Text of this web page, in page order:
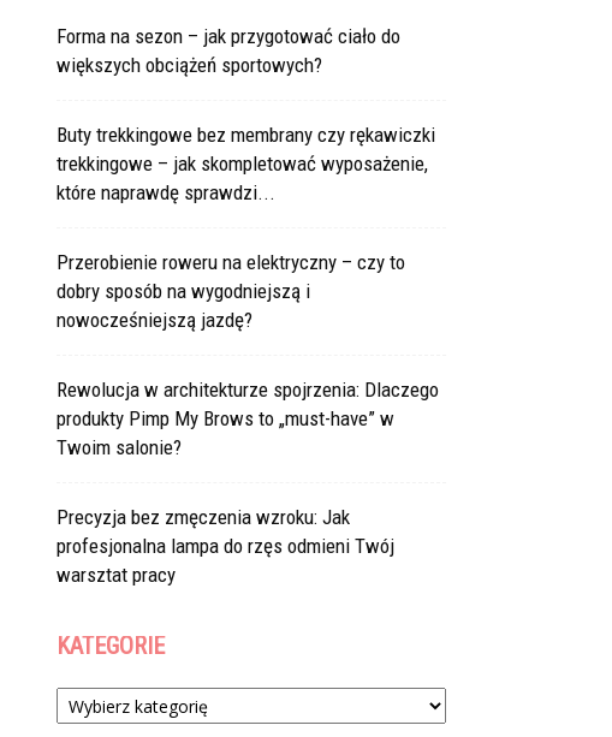
Forma na sezon – jak przygotować ciało do
większych obciążeń sportowych?
Buty trekkingowe bez membrany czy rękawiczki
trekkingowe – jak skompletować wyposażenie,
które naprawdę sprawdzi...
Przerobienie roweru na elektryczny – czy to
dobry sposób na wygodniejszą i
nowocześniejszą jazdę?
Rewolucja w architekturze spojrzenia: Dlaczego
produkty Pimp My Brows to „must-have” w
Twoim salonie?
Precyzja bez zmęczenia wzroku: Jak
profesjonalna lampa do rzęs odmieni Twój
warsztat pracy
KATEGORIE
Kategorie